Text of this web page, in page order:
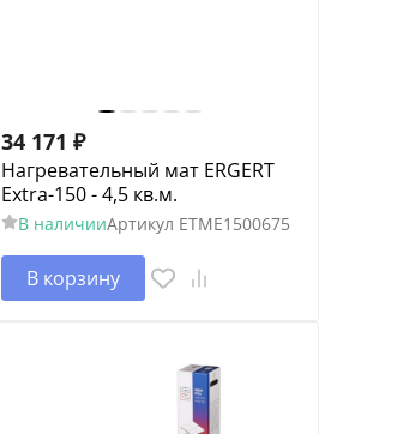
34 171 ₽
Нагревательный мат ERGERT
Extra-150 - 4,5 кв.м.
В наличииАртикул ETME1500675
В корзину